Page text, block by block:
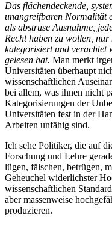
Das flächendeckende,
unangreifbaren Normalität
als abstruse Ausnahme,
Recht haben zu wollen,
kategorisiert und verachtet
gelesen hat. Man merkt
Universitäten überhaupt
wissenschaftlichen
bei allem, was ihnen nicht
Kategorisierungen der
Universitäten fest in der
Arbeiten unfähig sind.
Ich sehe Politiker, die auf
Forschung und Lehre
lügen, fälschen, betrügen,
Geheuchel widerlichster
wissenschaftlichen
aber massenweise
produzieren.